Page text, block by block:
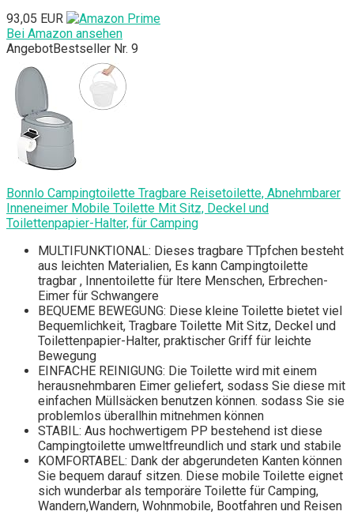
93,05 EUR
Bei Amazon ansehen
AngebotBestseller Nr. 9
Bonnlo Campingtoilette Tragbare Reisetoilette, Abnehmbarer
Inneneimer Mobile Toilette Mit Sitz, Deckel und
Toilettenpapier-Halter, für Camping
MULTIFUNKTIONAL: Dieses tragbare TTpfchen besteht
aus leichten Materialien, Es kann Campingtoilette
tragbar , Innentoilette für ltere Menschen, Erbrechen-
Eimer für Schwangere
BEQUEME BEWEGUNG: Diese kleine Toilette bietet viel
Bequemlichkeit, Tragbare Toilette Mit Sitz, Deckel und
Toilettenpapier-Halter, praktischer Griff für leichte
Bewegung
EINFACHE REINIGUNG: Die Toilette wird mit einem
herausnehmbaren Eimer geliefert, sodass Sie diese mit
einfachen Müllsäcken benutzen können. sodass Sie sie
problemlos überallhin mitnehmen können
STABIL: Aus hochwertigem PP bestehend ist diese
Campingtoilette umweltfreundlich und stark und stabile
KOMFORTABEL: Dank der abgerundeten Kanten können
Sie bequem darauf sitzen. Diese mobile Toilette eignet
sich wunderbar als temporäre Toilette für Camping,
Wandern,Wandern, Wohnmobile, Bootfahren und Reisen